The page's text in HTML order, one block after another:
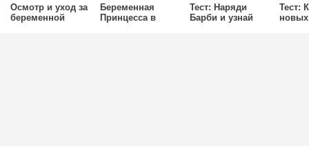
Осмотр и уход за
беременной
Беременная
Принцесса в
Тест: Наряди
Барби и узнай
Тест: